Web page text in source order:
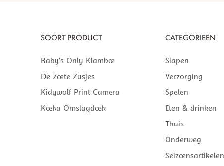
SOORT PRODUCT
Baby’s Only Klamboe
De Zoete Zusjes
Kidywolf Print Camera
Koeka Omslagdoek
CATEGORIEËN
Slapen
Verzorging
Spelen
Eten & drinken
Thuis
Onderweg
Seizoensartikelen